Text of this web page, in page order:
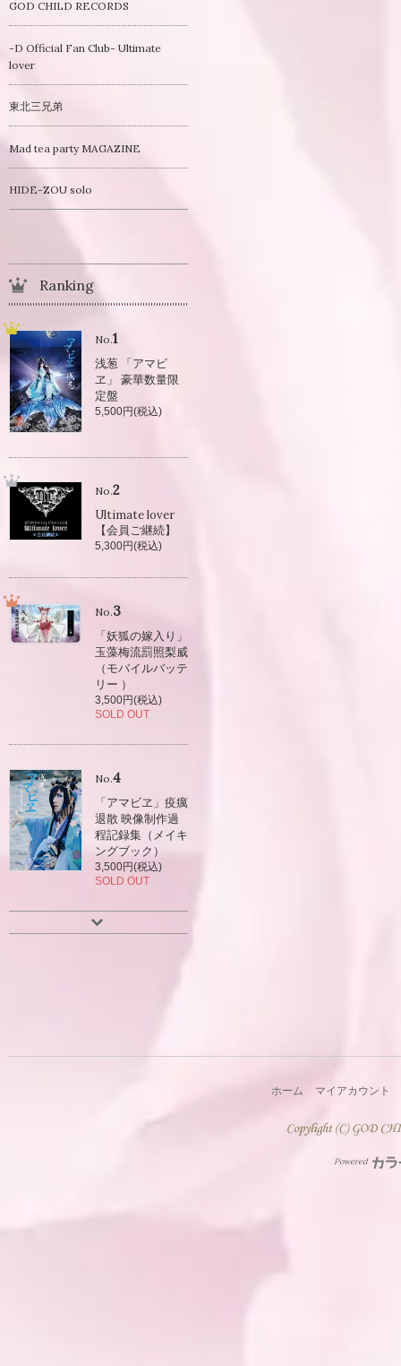
GOD CHILD RECORDS
-D Official Fan Club- Ultimate
lover
東北三兄弟
Mad tea party MAGAZINE
HIDE-ZOU solo
Ranking
No.1
浅葱 「アマビ
ヱ」 豪華数量限
定盤
5,500円(税込)
No.2
Ultimate lover
【会員ご継続】
5,300円(税込)
No.3
「妖狐の嫁入り」
玉藻梅流罰照梨威
（モバイルバッテ
リー ）
3,500円(税込)
SOLD OUT
No.4
「アマビヱ」疫癘
退散 映像制作過
程記録集（メイキ
ングブック）
3,500円(税込)
SOLD OUT
ホーム マイアカウント
Powered